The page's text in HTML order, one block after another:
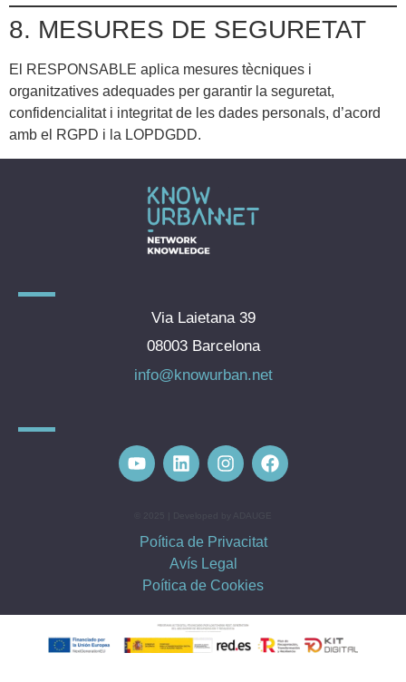
8. MESURES DE SEGURETAT
El RESPONSABLE aplica mesures tècniques i
organitzatives adequades per garantir la seguretat,
confidencialitat i integritat de les dades personals, d’acord
amb el RGPD i la LOPDGDD.
Via Laietana 39
08003 Barcelona
info@knowurban.net
Poítica de Privacitat
Avís Legal
Poítica de Cookies